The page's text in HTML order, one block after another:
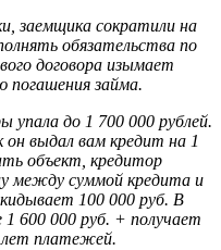
, заемщика сократили на
обязательства по
договора изымает
погашения займа.
упала до 1 700 000 рублей.
выдал вам кредит на 1
объект, кредитор
между суммой кредита и
100 000 руб. В
600 000 руб. + получает
лет платежей.